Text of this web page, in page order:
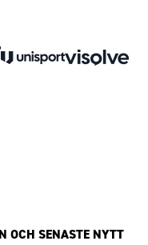
OCH SENASTE NYTT